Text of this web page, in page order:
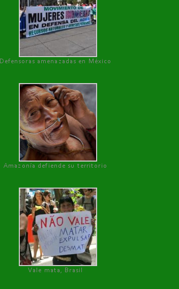
Defensoras amenazadas en México
Amazonía defiende su territorio
Vale mata, Brasil